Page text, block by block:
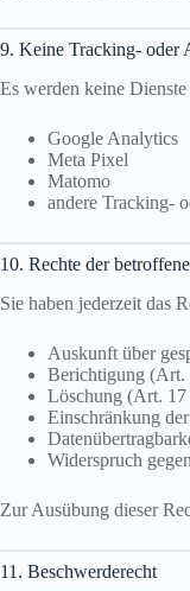
9. Keine Tracking- oder
Es werden keine
Google Analytics
Meta Pixel
Matomo
andere Tracking-
10. Rechte der
Sie haben jederzeit das
Auskunft über
Berichtigung
Löschung (Art.
Einschränkung
Widerspruch
Zur Ausübung dieser
11. Beschwerderecht